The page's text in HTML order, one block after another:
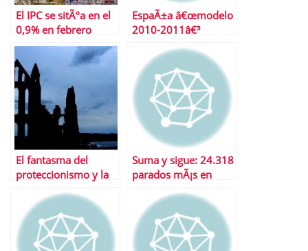
El IPC se sitÃºa en el
0,9% en febrero
EspaÃ±a â€œmodelo
2010-2011â€³
El fantasma del
proteccionismo y la
Suma y sigue: 24.318
parados mÃ¡s en